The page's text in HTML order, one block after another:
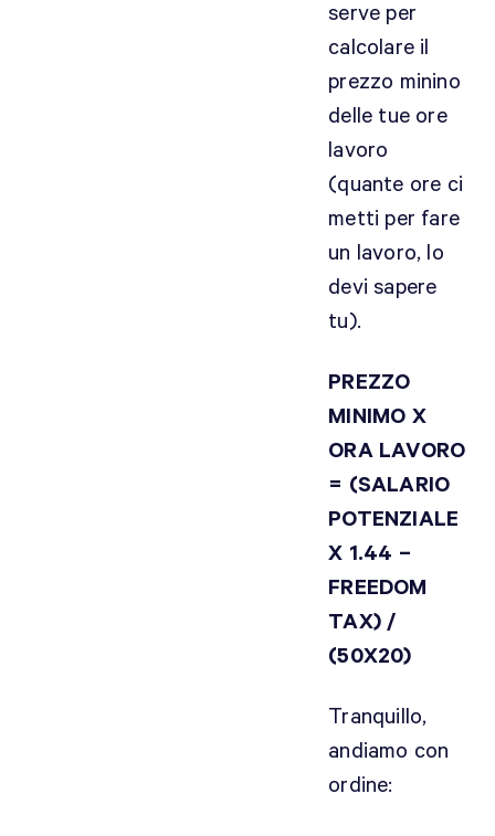
serve per
calcolare il
prezzo minino
delle tue ore
lavoro
(quante ore ci
metti per fare
un lavoro, lo
devi sapere
tu).
PREZZO
MINIMO X
ORA LAVORO
= (SALARIO
POTENZIALE
X 1.44 –
FREEDOM
TAX) /
(50X20)
Tranquillo,
andiamo con
ordine: